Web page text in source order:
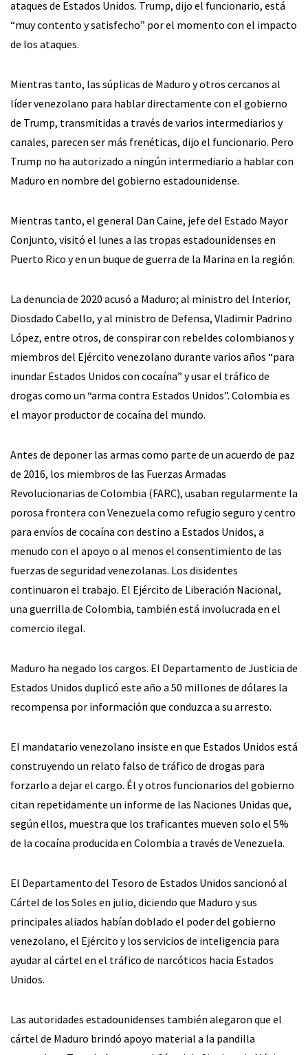
ataques de Estados Unidos. Trump, dijo el funcionario, está
“muy contento y satisfecho” por el momento con el impacto
de los ataques.
Mientras tanto, las súplicas de Maduro y otros cercanos al
líder venezolano para hablar directamente con el gobierno
de Trump, transmitidas a través de varios intermediarios y
canales, parecen ser más frenéticas, dijo el funcionario. Pero
Trump no ha autorizado a ningún intermediario a hablar con
Maduro en nombre del gobierno estadounidense.
Mientras tanto, el general Dan Caine, jefe del Estado Mayor
Conjunto, visitó el lunes a las tropas estadounidenses en
Puerto Rico y en un buque de guerra de la Marina en la región.
La denuncia de 2020 acusó a Maduro; al ministro del Interior,
Diosdado Cabello, y al ministro de Defensa, Vladimir Padrino
López, entre otros, de conspirar con rebeldes colombianos y
miembros del Ejército venezolano durante varios años “para
inundar Estados Unidos con cocaína” y usar el tráfico de
drogas como un “arma contra Estados Unidos”. Colombia es
el mayor productor de cocaína del mundo.
Antes de deponer las armas como parte de un acuerdo de paz
de 2016, los miembros de las Fuerzas Armadas
Revolucionarias de Colombia (FARC), usaban regularmente la
porosa frontera con Venezuela como refugio seguro y centro
para envíos de cocaína con destino a Estados Unidos, a
menudo con el apoyo o al menos el consentimiento de las
fuerzas de seguridad venezolanas. Los disidentes
continuaron el trabajo. El Ejército de Liberación Nacional,
una guerrilla de Colombia, también está involucrada en el
comercio ilegal.
Maduro ha negado los cargos. El Departamento de Justicia de
Estados Unidos duplicó este año a 50 millones de dólares la
recompensa por información que conduzca a su arresto.
El mandatario venezolano insiste en que Estados Unidos está
construyendo un relato falso de tráfico de drogas para
forzarlo a dejar el cargo. Él y otros funcionarios del gobierno
citan repetidamente un informe de las Naciones Unidas que,
según ellos, muestra que los traficantes mueven solo el 5%
de la cocaína producida en Colombia a través de Venezuela.
El Departamento del Tesoro de Estados Unidos sancionó al
Cártel de los Soles en julio, diciendo que Maduro y sus
principales aliados habían doblado el poder del gobierno
venezolano, el Ejército y los servicios de inteligencia para
ayudar al cártel en el tráfico de narcóticos hacia Estados
Unidos.
Las autoridades estadounidenses también alegaron que el
cártel de Maduro brindó apoyo material a la pandilla